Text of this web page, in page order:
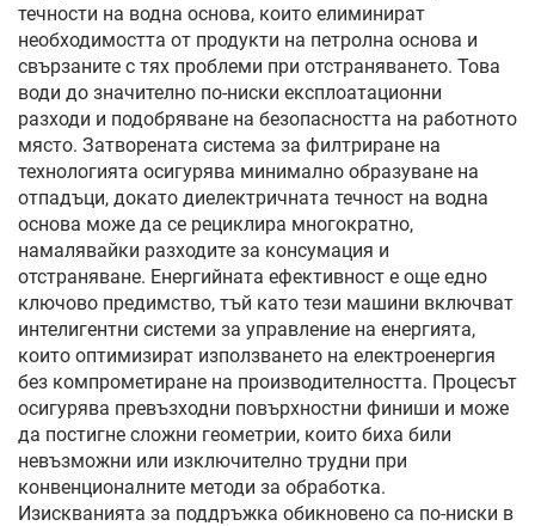
течности на водна основа, които елиминират
необходимостта от продукти на петролна основа и
свързаните с тях проблеми при отстраняването. Това
води до значително по-ниски експлоатационни
разходи и подобряване на безопасността на работното
място. Затворената система за филтриране на
технологията осигурява минимално образуване на
отпадъци, докато диелектричната течност на водна
основа може да се рециклира многократно,
намалявайки разходите за консумация и
отстраняване. Енергийната ефективност е още едно
ключово предимство, тъй като тези машини включват
интелигентни системи за управление на енергията,
които оптимизират използването на електроенергия
без компрометиране на производителността. Процесът
осигурява превъзходни повърхностни финиши и може
да постигне сложни геометрии, които биха били
невъзможни или изключително трудни при
конвенционалните методи за обработка.
Изискванията за поддръжка обикновено са по-ниски в